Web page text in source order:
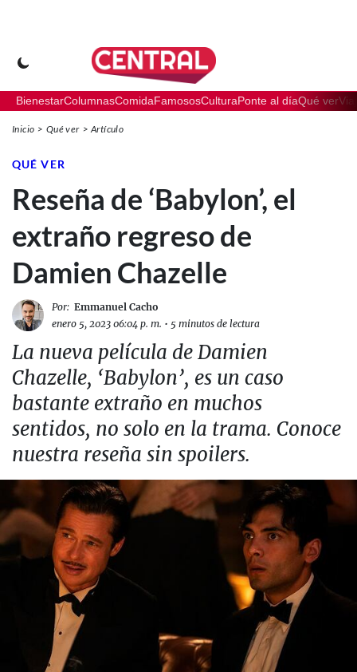
BienestarColumnasComidaFamososCulturaPonte al díaQué ver
Inicio Qué ver Artículo
QUÉ VER
Reseña de ‘Babylon’, el
extraño regreso de
Damien Chazelle
Por: Emmanuel Cacho
enero 5, 2023 06:04 p. m. • 5 minutos de lectura
La nueva película de Damien
Chazelle, ‘Babylon’, es un caso
bastante extraño en muchos
sentidos, no solo en la trama. Conoce
nuestra reseña sin spoilers.